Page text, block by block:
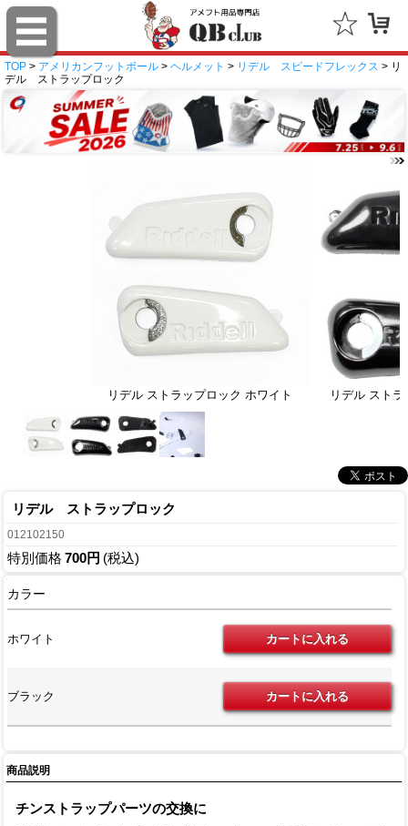
TOP > アメリカンフットボール > ヘルメット > リデル スピードフレックス > リ
デル ストラップロック
リデル ストラップロック ホワイト リデル スト
リデル ストラップロック
012102150
特別価格 700円 (税込)
カラー
ホワイト
ブラック
商品説明
チンストラップパーツの交換に